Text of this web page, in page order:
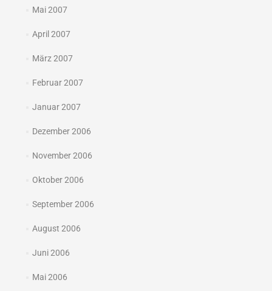
Mai 2007
April 2007
März 2007
Februar 2007
Januar 2007
Dezember 2006
November 2006
Oktober 2006
September 2006
August 2006
Juni 2006
Mai 2006